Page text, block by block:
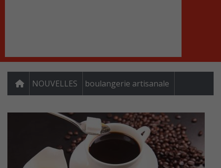
NOUVELLES boulangerie artisanale